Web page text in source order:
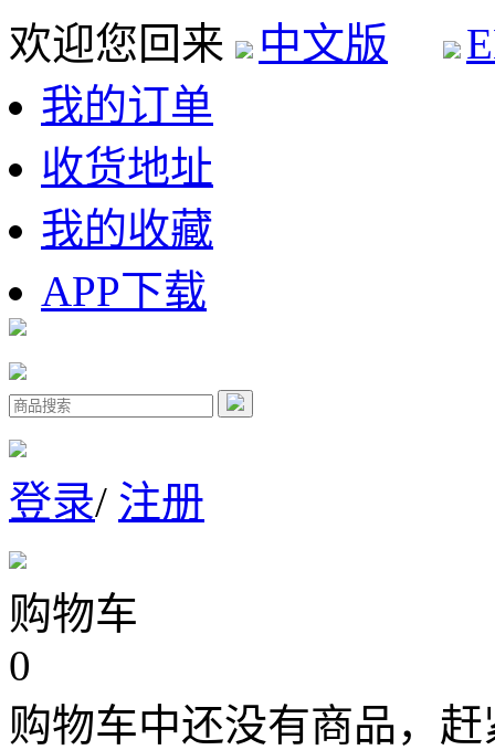
欢迎您回来 中文版
我的订单
收货地址
我的收藏
APP下载
登录/ 注册
购物车
0
购物车中还没有商品，